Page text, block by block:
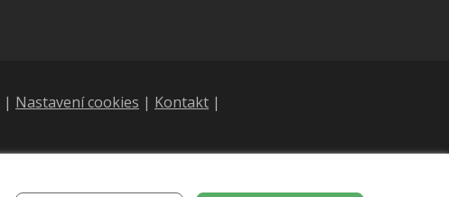
| Nastavení cookies | Kontakt |